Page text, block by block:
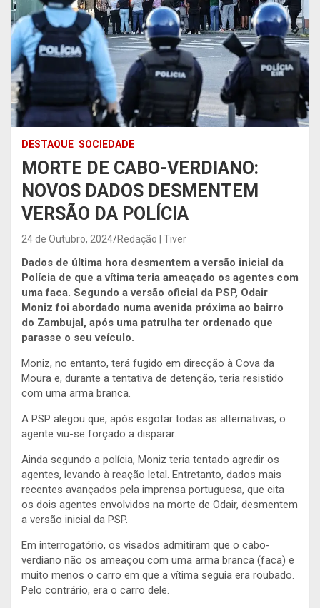
DESTAQUE SOCIEDADE
MORTE DE CABO-VERDIANO:
NOVOS DADOS DESMENTEM
VERSÃO DA POLÍCIA
24 de Outubro, 2024 Redação | Tiver
Dados de última hora desmentem a versão inicial da
Polícia de que a vítima teria ameaçado os agentes com
uma faca. Segundo a versão oficial da PSP, Odair
Moniz foi abordado numa avenida próxima ao bairro
do Zambujal, após uma patrulha ter ordenado que
parasse o seu veículo.
Moniz, no entanto, terá fugido em direcção à Cova da
Moura e, durante a tentativa de detenção, teria resistido
com uma arma branca.
A PSP alegou que, após esgotar todas as alternativas, o
agente viu-se forçado a disparar.
Ainda segundo a polícia, Moniz teria tentado agredir os
agentes, levando à reação letal. Entretanto, dados mais
recentes avançados pela imprensa portuguesa, que cita
os dois agentes envolvidos na morte de Odair, desmentem
a versão inicial da PSP.
Em interrogatório, os visados admitiram que o cabo-
verdiano não os ameaçou com uma arma branca (faca) e
muito menos o carro em que a vítima seguia era roubado.
Pelo contrário, era o carro dele.